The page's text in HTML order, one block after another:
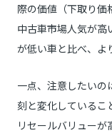
際の価値（下取り価
中古車市場人気が高
が低い車と比べ、よ
一点、注意したいの
刻と変化しているこ
リセールバリューが